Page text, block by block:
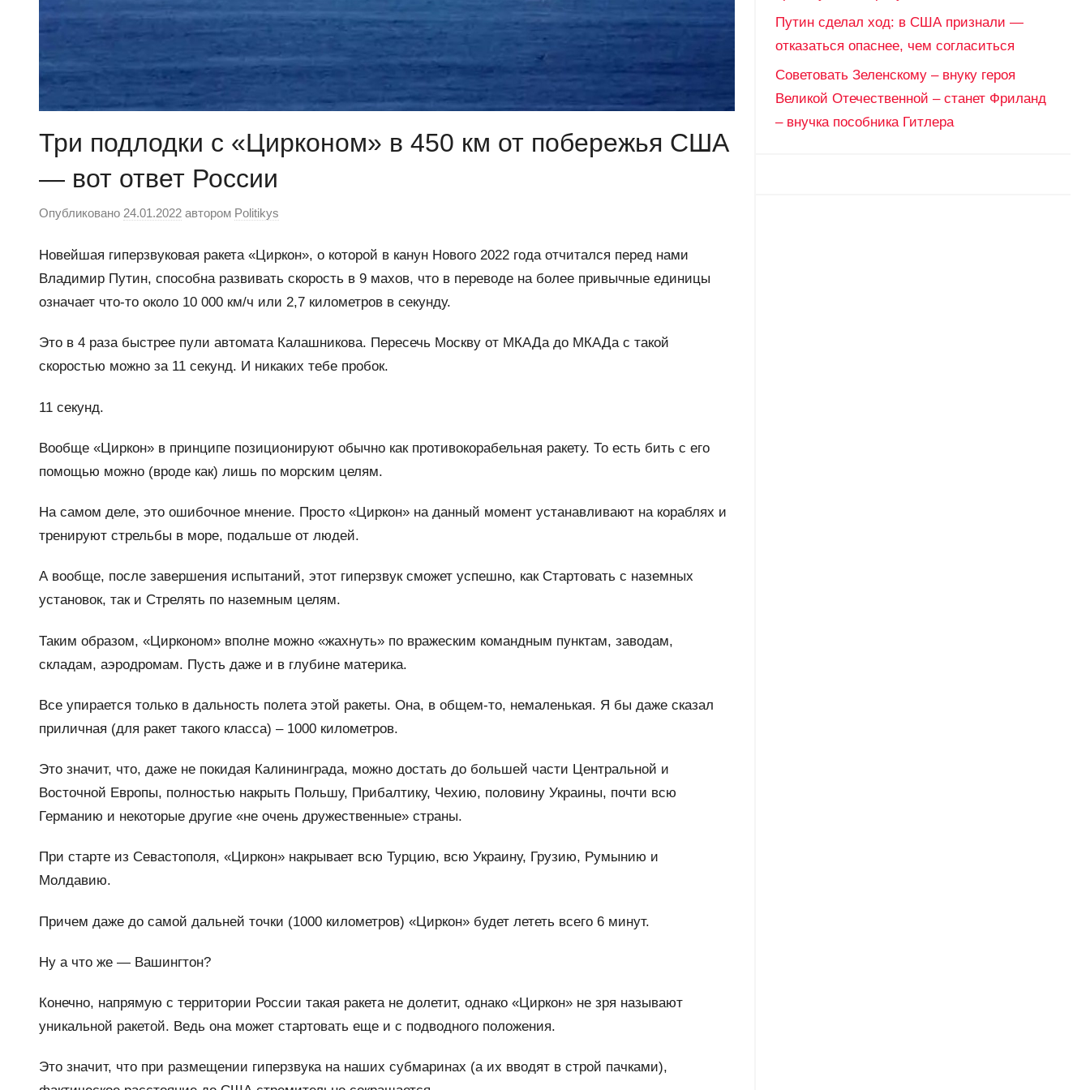
Три подлодки с «Цирконом» в 450 км от побережья США
— вот ответ России
Опубликовано 24.01.2022 автором Politikys
Новейшая гиперзвуковая ракета «Циркон», о которой в канун Нового 2022 года отчитался перед нами
Владимир Путин, способна развивать скорость в 9 махов, что в переводе на более привычные единицы
означает что-то около 10 000 км/ч или 2,7 километров в секунду.
Это в 4 раза быстрее пули автомата Калашникова. Пересечь Москву от МКАДа до МКАДа с такой
скоростью можно за 11 секунд. И никаких тебе пробок.
11 секунд.
Вообще «Циркон» в принципе позиционируют обычно как противокорабельная ракету. То есть бить с его
помощью можно (вроде как) лишь по морским целям.
На самом деле, это ошибочное мнение. Просто «Циркон» на данный момент устанавливают на кораблях и
тренируют стрельбы в море, подальше от людей.
А вообще, после завершения испытаний, этот гиперзвук сможет успешно, как Стартовать с наземных
установок, так и Стрелять по наземным целям.
Таким образом, «Цирконом» вполне можно «жахнуть» по вражеским командным пунктам, заводам,
складам, аэродромам. Пусть даже и в глубине материка.
Все упирается только в дальность полета этой ракеты. Она, в общем-то, немаленькая. Я бы даже сказал
приличная (для ракет такого класса) – 1000 километров.
Это значит, что, даже не покидая Калининграда, можно достать до большей части Центральной и
Восточной Европы, полностью накрыть Польшу, Прибалтику, Чехию, половину Украины, почти всю
Германию и некоторые другие «не очень дружественные» страны.
При старте из Севастополя, «Циркон» накрывает всю Турцию, всю Украину, Грузию, Румынию и
Молдавию.
Причем даже до самой дальней точки (1000 километров) «Циркон» будет лететь всего 6 минут.
Ну а что же — Вашингтон?
Конечно, напрямую с территории России такая ракета не долетит, однако «Циркон» не зря называют
уникальной ракетой. Ведь она может стартовать еще и с подводного положения.
Это значит, что при размещении гиперзвука на наших субмаринах (а их вводят в строй пачками),
Путин сделал ход: в США признали —
отказаться опаснее, чем согласиться
Советовать Зеленскому – внуку героя
Великой Отечественной – станет Фриланд
– внучка пособника Гитлера